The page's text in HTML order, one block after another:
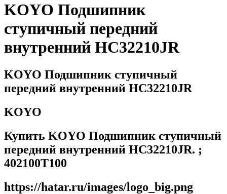
KOYO Подшипник
ступичный передний
внутренний HC32210JR
KOYO Подшипник ступичный
передний внутренний HC32210JR
KOYO
Купить KOYO Подшипник ступичный
передний внутренний HC32210JR. ;
402100T100
https://hatar.ru/images/logo_big.png